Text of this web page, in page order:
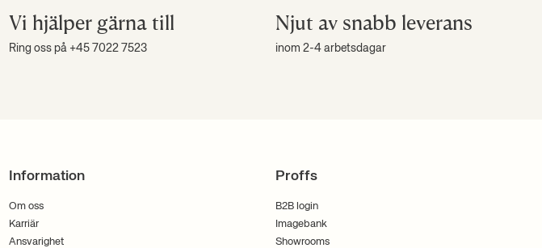
Vi hjälper gärna till
Ring oss på +45 7022 7523
Njut av snabb leverans
inom 2-4 arbetsdagar
Information
Om oss
Karriär
Ansvarighet
Proffs
B2B login
Imagebank
Showrooms